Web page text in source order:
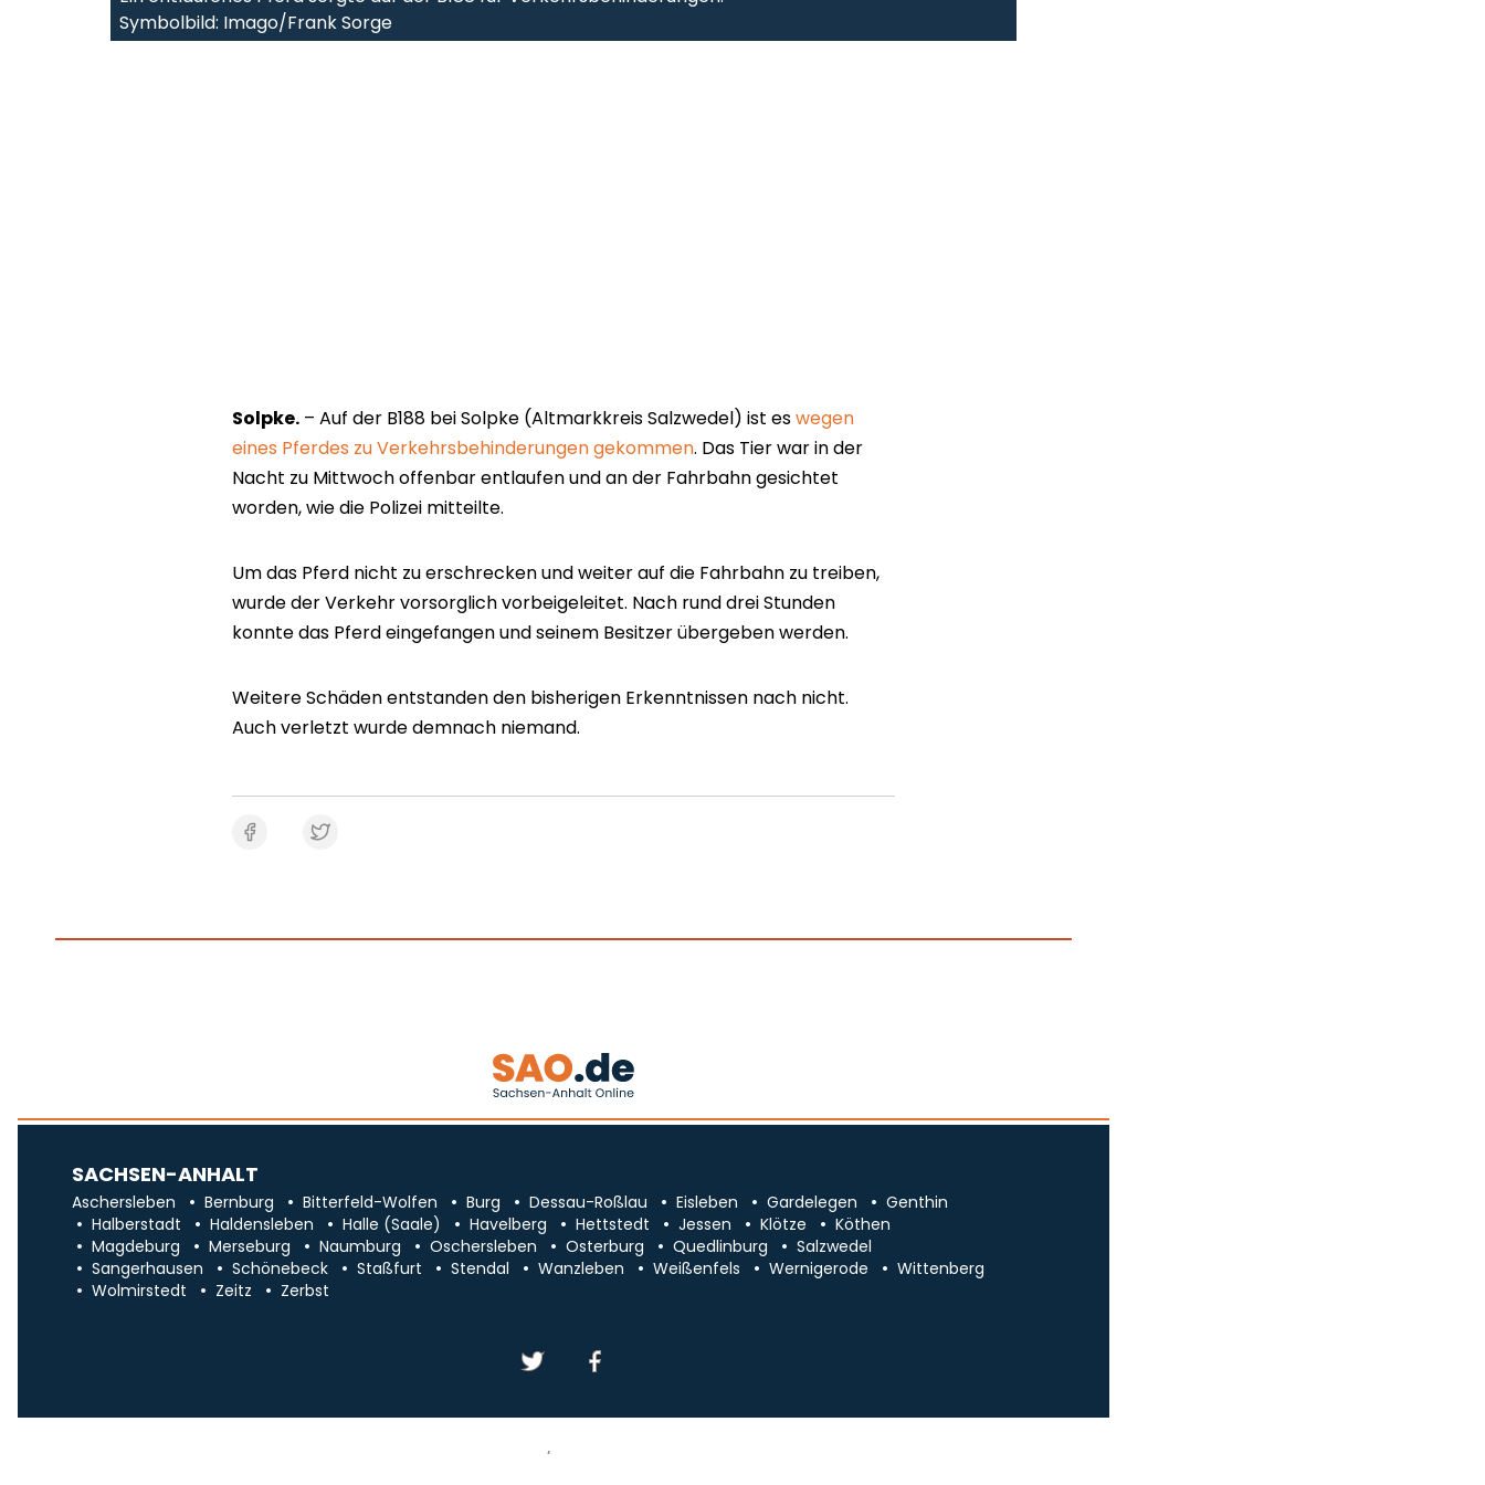
Symbolbild: Imago/Frank Sorge
Solpke. – Auf der B188 bei Solpke (Altmarkkreis Salzwedel) ist eswegen
eines Pferdes zu Verkehrsbehinderungen gekommen. Das Tier war in der
Nacht zu Mittwoch offenbar entlaufen und an der Fahrbahn gesichtet
worden, wie die Polizei mitteilte.
Um das Pferd nicht zu erschrecken und weiter auf die Fahrbahn zu treiben,
wurde der Verkehr vorsorglich vorbeigeleitet. Nach rund drei Stunden
konnte das Pferd eingefangen und seinem Besitzer übergeben werden.
Weitere Schäden entstanden den bisherigen Erkenntnissen nach nicht.
Auch verletzt wurde demnach niemand.
SACHSEN-ANHALT
Aschersleben Bernburg Bitterfeld-Wolfen Burg Dessau-Roßlau Eisleben Gardelegen
Genthin
Halberstadt
Haldensleben Halle (Saale) Havelberg Hettstedt Jessen Klötze
Köthen
Magdeburg
Merseburg Naumburg Oschersleben Osterburg Quedlinburg
Salzwedel
Sangerhausen
Schönebeck Staßfurt Stendal Wanzleben Weißenfels Wernigerode
Wittenberg
Wolmirstedt
Zeitz Zerbst
Impressum/Kontakt